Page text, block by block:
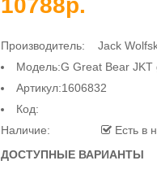
10788р.
Производитель:
Jack
Модель:G Great Bear JKT
Артикул:1606832
Код:
Наличие:
Есть в
ДОСТУПНЫЕ ВАРИАНТЫ